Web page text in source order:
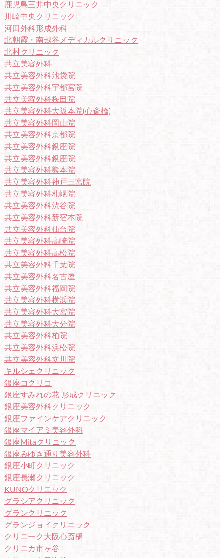
鹿児島三井中央クリニック
川崎中央クリニック
河田外科形成外科
北朝霞・南越谷メディカルクリニック
北村クリニック
共立美容外科
共立美容外科池袋院
共立美容外科宇都宮院
共立美容外科梅田院
共立美容外科大阪本院(心斎橋)
共立美容外科岡山院
共立美容外科京都院
共立美容外科銀座院
共立美容外科銀座院
共立美容外科熊本院
共立美容外科神戸三宮院
共立美容外科札幌院
共立美容外科渋谷院
共立美容外科新宿本院
共立美容外科仙台院
共立美容外科高崎院
共立美容外科高松院
共立美容外科千葉院
共立美容外科名古屋
共立美容外科福岡院
共立美容外科横浜院
共立美容外科大宮院
共立美容外科大分院
共立美容外科柏院
共立美容外科浜松院
共立美容外科立川院
キルシェクリニック
銀座コクリコ
銀座すみれの花 形成クリニック
銀座美容外科クリニック
銀座ファインケアクリニック
銀座マイアミ美容外科
銀座Mitaクリニック
銀座みゆき通り美容外科
銀座小町クリニック
銀座長瀬クリニック
KUNOクリニック
グラシアクリニック
グランクリニック
グランジョイクリニック
クリニーク大阪心斎橋
クリニカ市ヶ谷